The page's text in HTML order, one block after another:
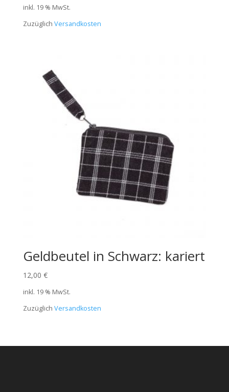
inkl. 19 % MwSt.
Zuzüglich Versandkosten
Geldbeutel in Schwarz: kariert
12,00 €
inkl. 19 % MwSt.
Zuzüglich Versandkosten